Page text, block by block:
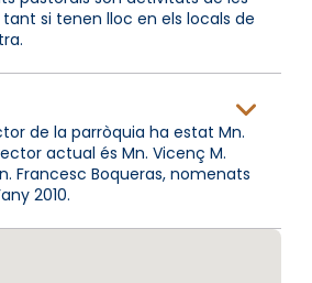
si tenen lloc en els locals de
de la parròquia ha estat Mn.
actual és Mn. Vicenç M.
Francesc Boqueras, nomenats
2010.